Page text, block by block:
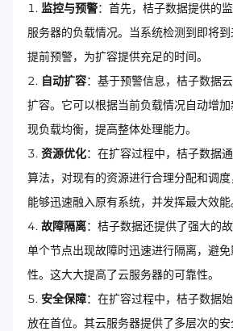
监控与预警：首先，桔子数据提供的
服务器的负载情况。当系统检测到即将
提前预警，为扩容提供充足的时间。
自动扩容：基于预警信息，桔子数据
扩容。它可以根据当前负载情况自动增
现负载均衡，提高整体处理能力。
资源优化：在扩容过程中，桔子数据
算法，对现有的资源进行合理分配和调
能够迅速融入原有系统，并发挥最大效能
故障隔离：桔子数据还提供了强大的
单个节点出现故障时迅速进行隔离，避
性。这大大提高了云服务器的可靠性。
安全保障：在扩容过程中，桔子数据
放在首位。其云服务器提供了多层次的